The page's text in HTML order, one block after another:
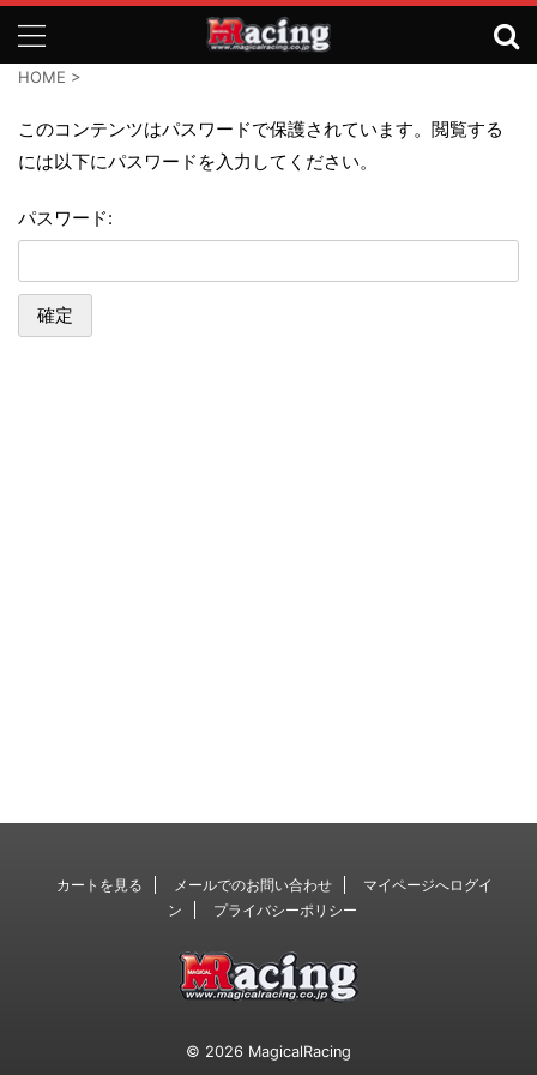
HOME >
このコンテンツはパスワードで保護されています。閲覧する
には以下にパスワードを入力してください。
パスワード:
カートを見る メールでのお問い合わせ
マイページへログイ
ン
プライバシーポリシー
© 2026 MagicalRacing